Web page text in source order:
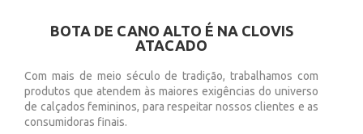
BOTA DE CANO ALTO É NA CLOVIS
ATACADO
Com mais de meio século de tradição, trabalhamos com
produtos que atendem às maiores exigências do universo
de calçados femininos, para respeitar nossos clientes e as
consumidoras finais.